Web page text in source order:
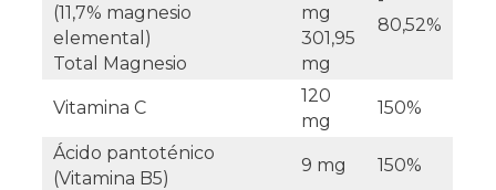
(11,7% magnesio
elemental)
Total Magnesio
mg
301,95
mg
80,52%
Vitamina C
120
mg
150%
Ácido pantoténico
(Vitamina B5)
9 mg 150%